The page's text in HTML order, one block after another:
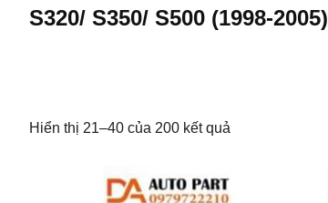
S320/ S350/ S500 (1998-2005)
Hiển thị 21–40 của 200 kết quả